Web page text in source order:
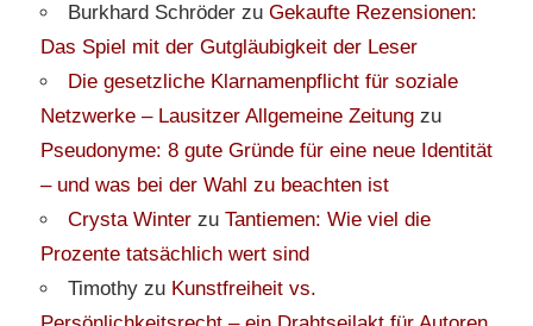
Burkhard Schröder zu Gekaufte Rezensionen:
Das Spiel mit der Gutgläubigkeit der Leser
Die gesetzliche Klarnamenpflicht für soziale
Netzwerke – Lausitzer Allgemeine Zeitung zu
Pseudonyme: 8 gute Gründe für eine neue Identität
– und was bei der Wahl zu beachten ist
Crysta Winter zu Tantiemen: Wie viel die
Prozente tatsächlich wert sind
Timothy zu Kunstfreiheit vs.